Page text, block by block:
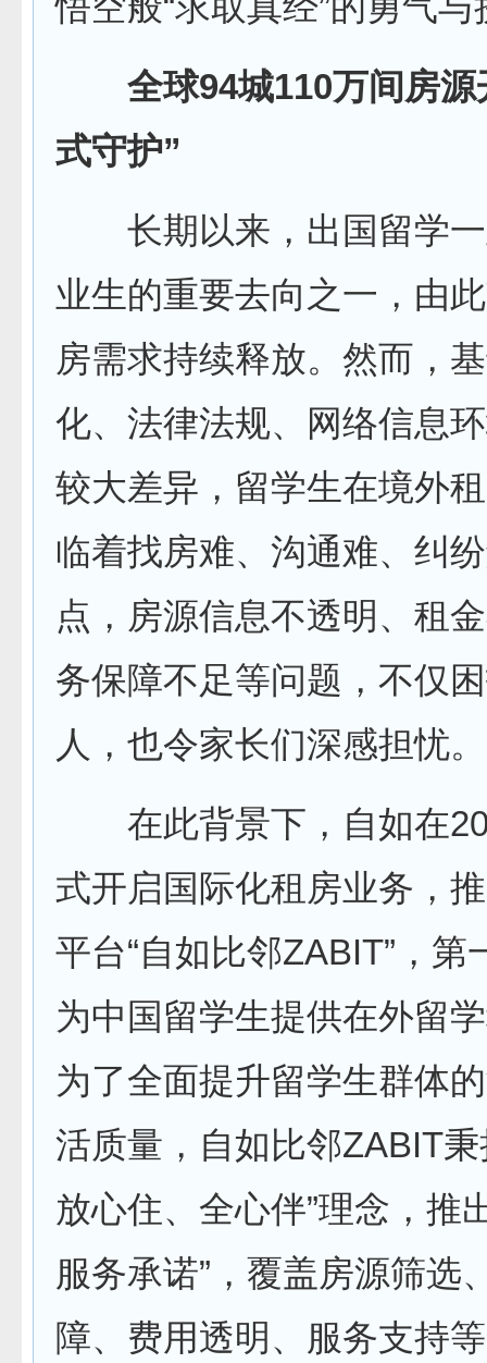
全球94城110万间房源
式守护”
长期以来，出国留学一
业生的重要去向之一，由
房需求持续释放。然而，
化、法律法规、网络信息
较大差异，留学生在境外
临着找房难、沟通难、纠
点，房源信息不透明、租
务保障不足等问题，不仅
人，也令家长们深感担忧。
在此背景下，自如在
式开启国际化租房业务，
平台“自如比邻ZABIT”，第
为中国留学生提供在外留
为了全面提升留学生群体
活质量，自如比邻ZABIT秉
放心住、全心伴”理念，推
服务承诺”，覆盖房源筛选
障、费用透明、服务支持